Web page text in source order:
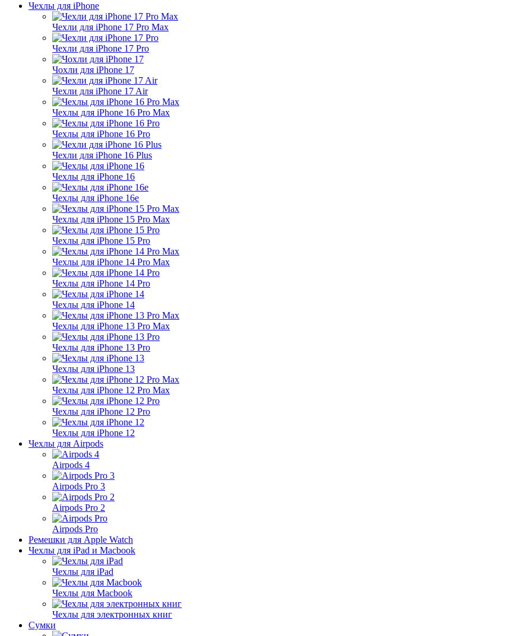
Чехлы для iPhone
Чехли для iPhone 17 Pro Max
Чехли для iPhone 17 Pro
Чохли для iPhone 17
Чехли для iPhone 17 Air
Чехлы для iPhone 16 Pro Max
Чехлы для iPhone 16 Pro
Чехли для iPhone 16 Plus
Чехлы для iPhone 16
Чехлы для iPhone 16e
Чехлы для iPhone 15 Pro Max
Чехлы для iPhone 15 Pro
Чехлы для iPhone 14 Pro Max
Чехлы для iPhone 14 Pro
Чехлы для iPhone 14
Чехлы для iPhone 13 Pro Max
Чехлы для iPhone 13 Pro
Чехлы для iPhone 13
Чехлы для iPhone 12 Pro Max
Чехлы для iPhone 12 Pro
Чехлы для iPhone 12
Чехлы для Airpods
Airpods 4
Airpods Pro 3
Airpods Pro 2
Airpods Pro
Ремешки для Apple Watch
Чехлы для iPad и Macbook
Чехлы для iPad
Чехлы для Macbook
Чехлы для электронных книг
Сумки